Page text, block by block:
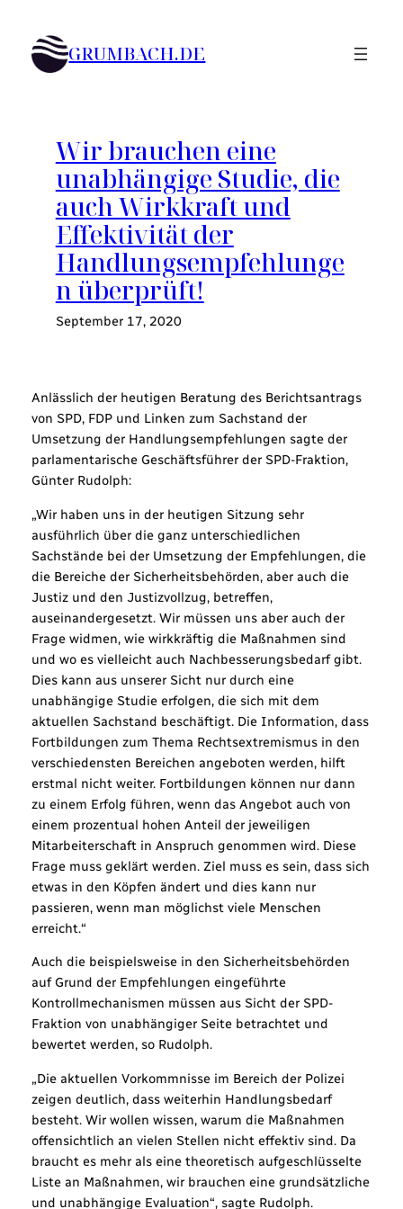
Inhalt
springen GRUMBACH.DE
Wir brauchen eine
unabhängige Studie, die
auch Wirkkraft und
Effektivität der
Handlungsempfehlunge
n überprüft!
September 17, 2020
Anlässlich der heutigen Beratung des Berichtsantrags
von SPD, FDP und Linken zum Sachstand der
Umsetzung der Handlungsempfehlungen sagte der
parlamentarische Geschäftsführer der SPD-Fraktion,
Günter Rudolph:
„Wir haben uns in der heutigen Sitzung sehr
ausführlich über die ganz unterschiedlichen
Sachstände bei der Umsetzung der Empfehlungen, die
die Bereiche der Sicherheitsbehörden, aber auch die
Justiz und den Justizvollzug, betreffen,
auseinandergesetzt. Wir müssen uns aber auch der
Frage widmen, wie wirkkräftig die Maßnahmen sind
und wo es vielleicht auch Nachbesserungsbedarf gibt.
Dies kann aus unserer Sicht nur durch eine
unabhängige Studie erfolgen, die sich mit dem
aktuellen Sachstand beschäftigt. Die Information, dass
Fortbildungen zum Thema Rechtsextremismus in den
verschiedensten Bereichen angeboten werden, hilft
erstmal nicht weiter. Fortbildungen können nur dann
zu einem Erfolg führen, wenn das Angebot auch von
einem prozentual hohen Anteil der jeweiligen
Mitarbeiterschaft in Anspruch genommen wird. Diese
Frage muss geklärt werden. Ziel muss es sein, dass sich
etwas in den Köpfen ändert und dies kann nur
passieren, wenn man möglichst viele Menschen
erreicht.“
Auch die beispielsweise in den Sicherheitsbehörden
auf Grund der Empfehlungen eingeführte
Kontrollmechanismen müssen aus Sicht der SPD-
Fraktion von unabhängiger Seite betrachtet und
bewertet werden, so Rudolph.
„Die aktuellen Vorkommnisse im Bereich der Polizei
zeigen deutlich, dass weiterhin Handlungsbedarf
besteht. Wir wollen wissen, warum die Maßnahmen
offensichtlich an vielen Stellen nicht effektiv sind. Da
braucht es mehr als eine theoretisch aufgeschlüsselte
Liste an Maßnahmen, wir brauchen eine grundsätzliche
und unabhängige Evaluation“, sagte Rudolph.